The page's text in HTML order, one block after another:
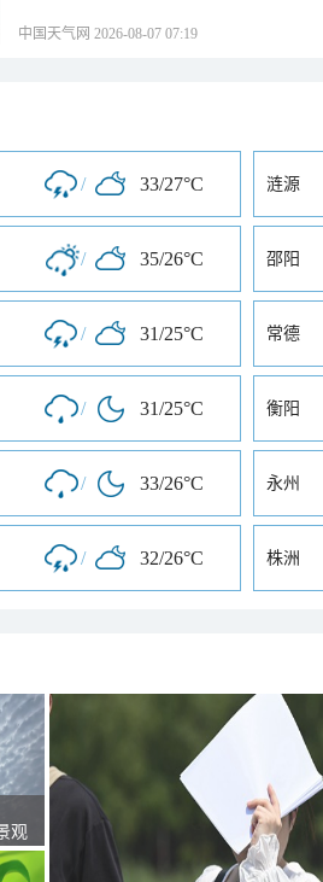
中国天气网 2026-08-07 07:19
/ 33/27°C 涟源
/ 35/26°C 邵阳
/ 31/25°C 常德
/ 31/25°C 衡阳
/ 33/26°C 永州
/ 32/26°C 株洲
观